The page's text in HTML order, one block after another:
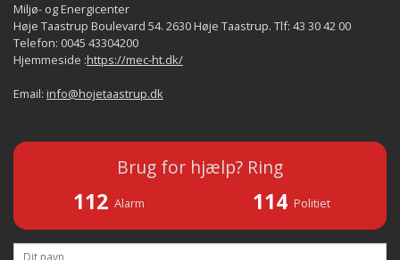
Miljø- og Energicenter
Høje Taastrup Boulevard 54. 2630 Høje Taastrup. Tlf: 43 30 42 00
Telefon: 0045 43304200
Hjemmeside :https://mec-ht.dk/
Email: info@hojetaastrup.dk
Brug for hjælp? Ring
112 Alarm 114 Politiet